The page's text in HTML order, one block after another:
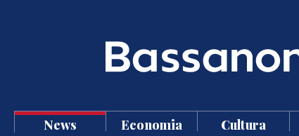
News Economia Cultura